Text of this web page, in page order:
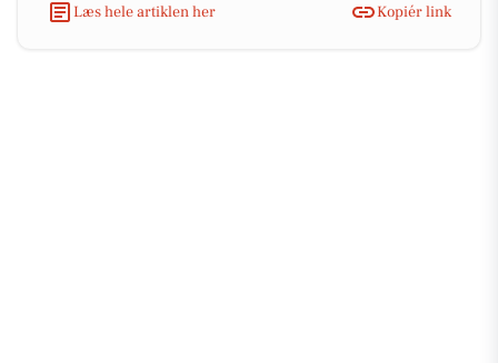
Læs hele artiklen her
Kopiér link